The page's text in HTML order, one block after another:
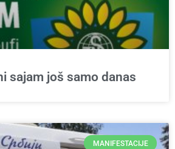
sajam još samo danas
MANIFESTACIJE